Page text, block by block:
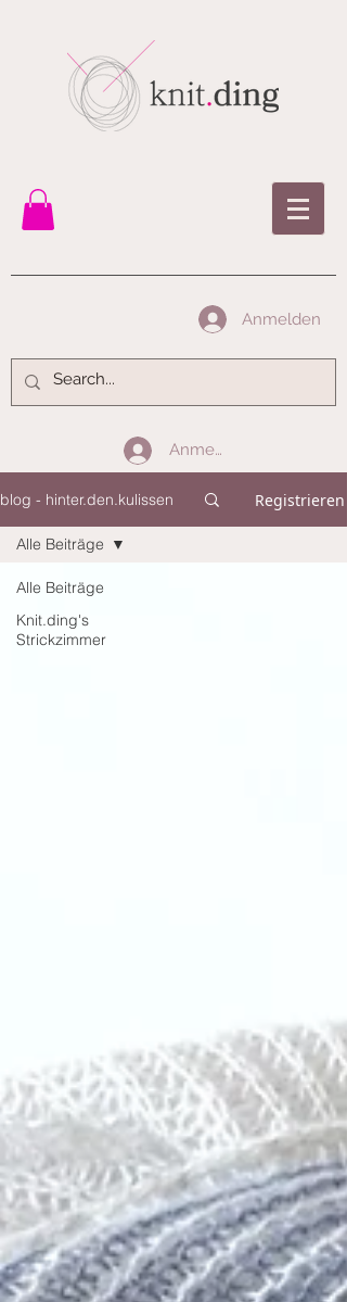
Anmelden
Anmelden
blog - hinter.den.kulissen Registrieren
Alle Beiträge
Knit.ding's
Strickzimmer
Alle Beiträge